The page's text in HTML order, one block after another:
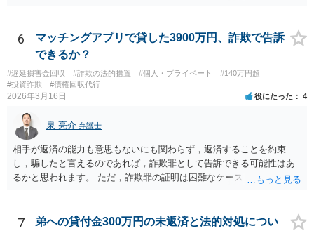
や物の時価相当額の請求はできます。 ただ、慰謝料は難しいと思いま
す。
6
マッチングアプリで貸した3900万円、詐欺で告訴
できるか？
#遅延損害金回収 #詐欺の法的措置 #個人・プライベート
#140万円超
#投資詐欺
#債権回収代行
2026年3月16日 役にたった 4
泉 亮介 弁護士
相手が返済の能力も意思もないにも関わらず，返済することを約束
し，騙したと言えるのであれば，詐欺罪として告訴できる可能性はあ
るかと思われます。 ただ，詐欺罪の証明は困難なケースも多く，民事
7
弟への貸付金300万円の未返済と法的対処につい